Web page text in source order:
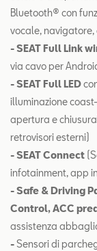
Bluetooth® con
vocale,
- SEAT Full Link
via cavo per
- SEAT Full LED
illuminazione
apertura e
retrovisori esterni)
- SEAT Connect
infotainment, app
- Safe & Driving
Control, ACC
assistenza
-Sensori di